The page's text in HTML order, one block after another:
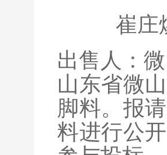
崔庄
出售人：
山东省微
脚料。报
料进行公